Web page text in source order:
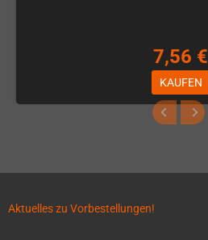
7,56 €
KAUFEN
Aktuelles zu Vorbestellungen!